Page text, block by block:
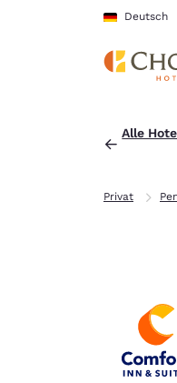
Weiter Zu Hauptinhalt
Deutsch
Alle
Privat